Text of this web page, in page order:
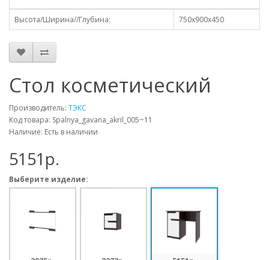
Высота/Ширина//Глубина: 750х900х450
Стол косметический
Производитель: ТЭКС
Код товара: Spalnya_gavana_akril_005~11
Наличие: Есть в наличии
5151p.
Выберите изделие: